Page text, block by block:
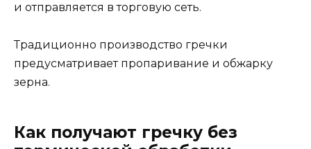
и отправляется в торговую сеть.
Традиционно производство гречки
предусматривает пропаривание и обжарку
зерна.
Как получают гречку без